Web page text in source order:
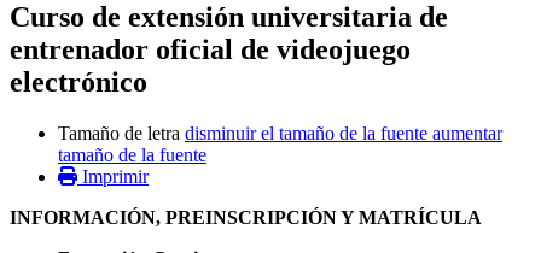
Curso de extensión universitaria de
entrenador oficial de videojuego
electrónico
Tamaño de letra disminuir el tamaño de la fuente aumentar
tamaño de la fuente
Imprimir
INFORMACIÓN, PREINSCRIPCIÓN Y MATRÍCULA